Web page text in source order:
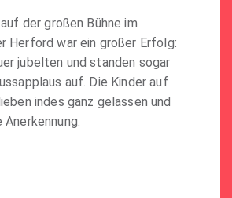
der großen Bühne im
Herford war ein großer Erfolg:
jubelten und standen sogar
auf. Die Kinder auf
indes ganz gelassen und